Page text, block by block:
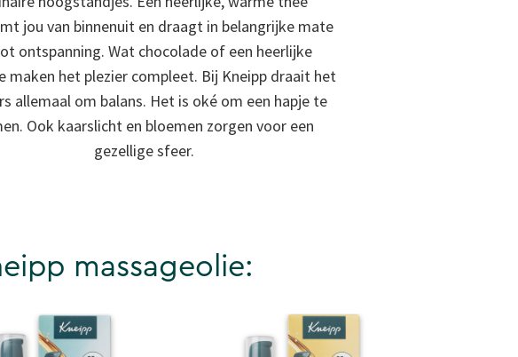
jou van binnenuit en draagt in belangrijke mate
ontspanning. Wat chocolade of een heerlijke
maken het plezier compleet. Bij Kneipp draait het
allemaal om balans. Het is oké om een hapje te
Ook kaarslicht en bloemen zorgen voor een
gezellige sfeer.
massageolie: